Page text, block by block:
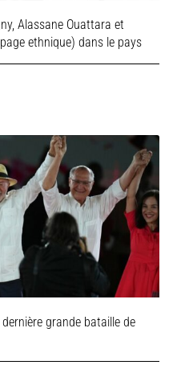
Alassane Ouattara et
ethnique) dans le pays
dernière grande bataille de